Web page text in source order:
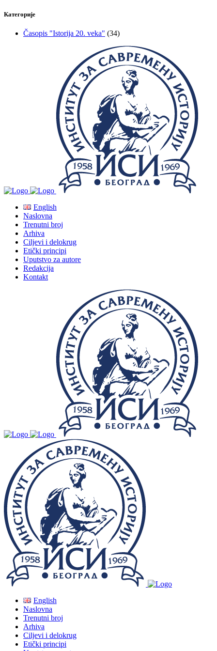
Категорије
Časopis "Istorija 20. veka" (34)
English
Naslovna
Trenutni broj
Arhiva
Ciljevi i delokrug
Etički principi
Uputstvo za autore
Redakcija
Kontakt
English
Naslovna
Trenutni broj
Arhiva
Ciljevi i delokrug
Etički principi